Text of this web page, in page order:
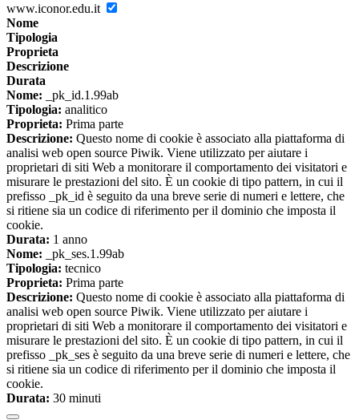
www.iconor.edu.it
Nome
Tipologia
Proprieta
Descrizione
Durata
Nome: _pk_id.1.99ab
Tipologia: analitico
Proprieta: Prima parte
Descrizione: Questo nome di cookie è associato alla piattaforma di
analisi web open source Piwik. Viene utilizzato per aiutare i
proprietari di siti Web a monitorare il comportamento dei visitatori e
misurare le prestazioni del sito. È un cookie di tipo pattern, in cui il
prefisso _pk_id è seguito da una breve serie di numeri e lettere, che
si ritiene sia un codice di riferimento per il dominio che imposta il
cookie.
Durata: 1 anno
Nome: _pk_ses.1.99ab
Tipologia: tecnico
Proprieta: Prima parte
Descrizione: Questo nome di cookie è associato alla piattaforma di
analisi web open source Piwik. Viene utilizzato per aiutare i
proprietari di siti Web a monitorare il comportamento dei visitatori e
misurare le prestazioni del sito. È un cookie di tipo pattern, in cui il
prefisso _pk_ses è seguito da una breve serie di numeri e lettere, che
si ritiene sia un codice di riferimento per il dominio che imposta il
cookie.
Durata: 30 minuti